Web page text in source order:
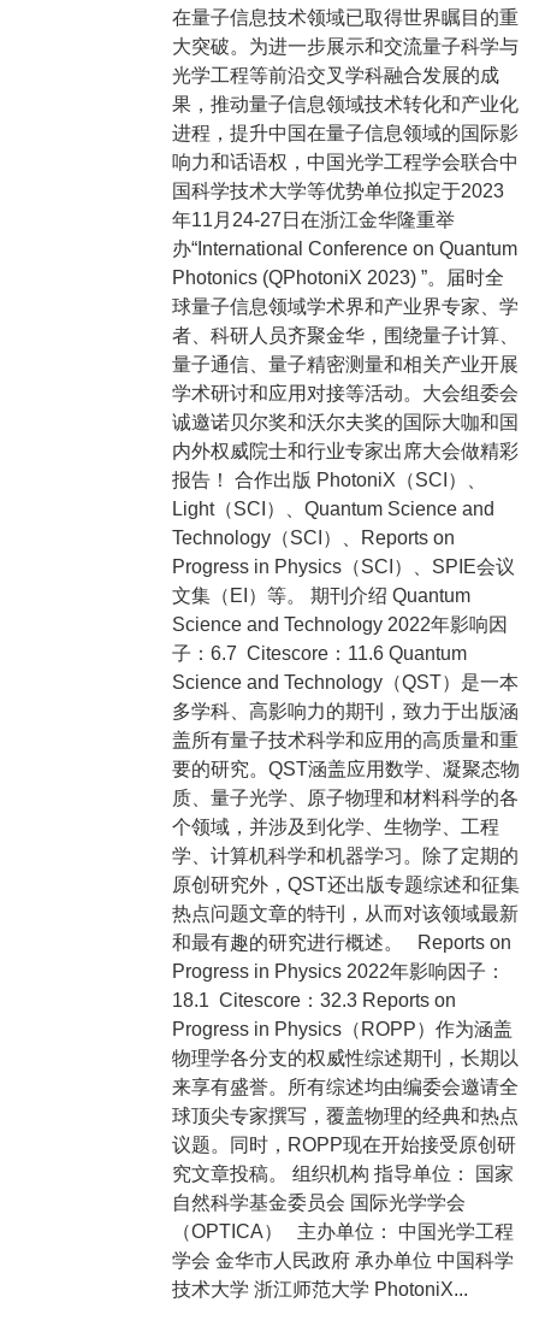
在量子信息技术领域已取得世界瞩目的重
大突破。为进一步展示和交流量子科学与
光学工程等前沿交叉学科融合发展的成
果，推动量子信息领域技术转化和产业化
进程，提升中国在量子信息领域的国际影
响力和话语权，中国光学工程学会联合中
国科学技术大学等优势单位拟定于2023
年11月24-27日在浙江金华隆重举
办“International Conference on Quantum
Photonics (QPhotoniX 2023) ”。届时全
球量子信息领域学术界和产业界专家、学
者、科研人员齐聚金华，围绕量子计算、
量子通信、量子精密测量和相关产业开展
学术研讨和应用对接等活动。大会组委会
诚邀诺贝尔奖和沃尔夫奖的国际大咖和国
内外权威院士和行业专家出席大会做精彩
报告！ 合作出版 PhotoniX（SCI）、
Light（SCI）、Quantum Science and
Technology（SCI）、Reports on
Progress in Physics（SCI）、SPIE会议
文集（EI）等。 期刊介绍 Quantum
Science and Technology 2022年影响因
子：6.7 Citescore：11.6 Quantum
Science and Technology（QST）是一本
多学科、高影响力的期刊，致力于出版涵
盖所有量子技术科学和应用的高质量和重
要的研究。QST涵盖应用数学、凝聚态物
质、量子光学、原子物理和材料科学的各
个领域，并涉及到化学、生物学、工程
学、计算机科学和机器学习。除了定期的
原创研究外，QST还出版专题综述和征集
热点问题文章的特刊，从而对该领域最新
和最有趣的研究进行概述。 Reports on
Progress in Physics 2022年影响因子：
18.1 Citescore：32.3 Reports on
Progress in Physics（ROPP）作为涵盖
物理学各分支的权威性综述期刊，长期以
来享有盛誉。所有综述均由编委会邀请全
球顶尖专家撰写，覆盖物理的经典和热点
议题。同时，ROPP现在开始接受原创研
究文章投稿。 组织机构 指导单位： 国家
自然科学基金委员会 国际光学学会
（OPTICA） 主办单位： 中国光学工程
学会 金华市人民政府 承办单位 中国科学
技术大学 浙江师范大学 PhotoniX...